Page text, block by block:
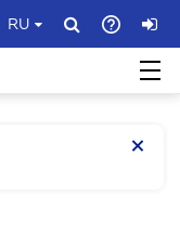
RU